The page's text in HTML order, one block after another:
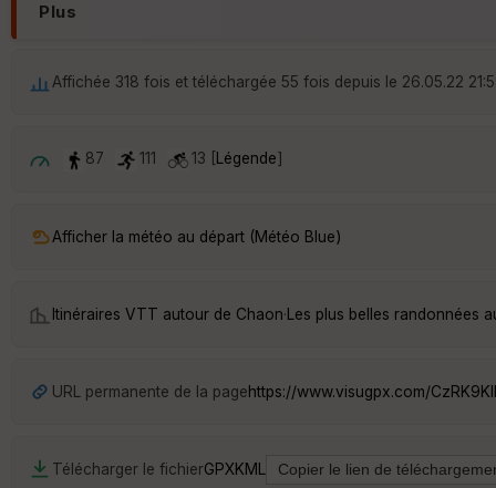
Plus
Affichée 318 fois et téléchargée 55 fois depuis le 26.05.22
87 111 13 [ Légende]
Afficher la météo au départ (Météo Blue)
Itinéraires VTT autour de Chaon· Les plus belles randonnées
URL permanente de la pagehttps://www.visugpx.com/
Télécharger le fichierGPXKML